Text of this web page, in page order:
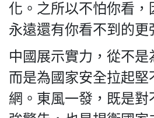
化。之所以不怕你看，
永遠還有你看不到的更
中國展示實力，從不是
而是為國家安全拉起堅
網。東風一發，既是對